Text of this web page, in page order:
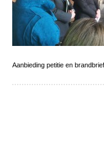
Aanbieding petitie en